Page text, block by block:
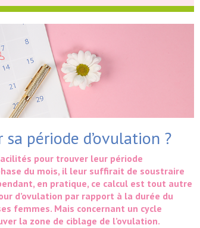
période d’ovulation ?
pour trouver leur période
du mois, il leur suffirait de soustraire
en pratique, ce calcul est tout autre
d’ovulation par rapport à la durée du
femmes. Mais concernant un cycle
la zone de ciblage de l’ovulation.